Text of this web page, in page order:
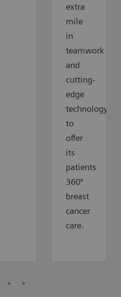
extra
mile
in
teamwork
and
cutting-
edge
technology
to
offer
its
patients
360°
breast
cancer
care.